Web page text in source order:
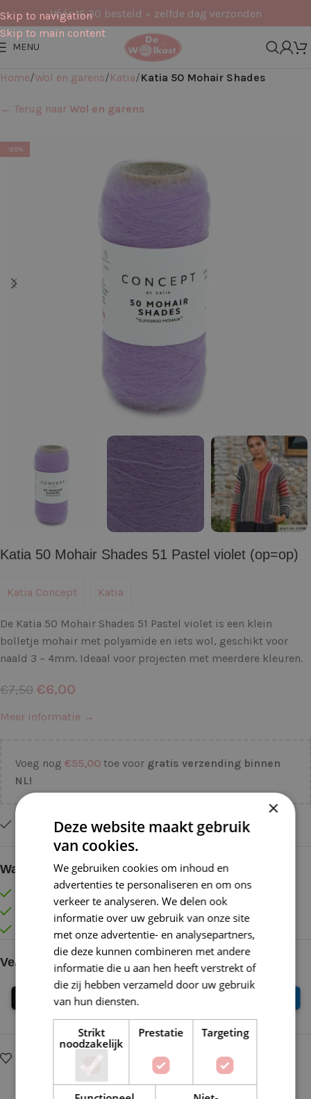
Skip to navigation
Skip to main content
Vóór 16:30 besteld = zelfde dag verzonden
MENU
Home Wol en garens Katia Katia 50 Mohair Shades
← Terug naar Wol en garens
-20%
Katia 50 Mohair Shades 51 Pastel violet (op=op)
Katia Concept Katia
De Katia 50 Mohair Shades 51 Pastel violet is een klein
bolletje mohair met polyamide en iets wol, geschikt voor
naald 3 – 4mm. Ideaal voor projecten met meerdere kleuren.
€7,50 €6,00
Meer informatie →
Voeg nog €55,00 toe voor gratis verzending binnen
NL!
Op voorraad
Waarom kopen bij de Wolkast?
Lage verzendkosten vanaf € 4,99 binnen NL
Gratis verzonden vanaf €55,-
Vóór 16:30 besteld = Zelfde (werk)dag verzonden
Veilig online betalen
Delen:
×
Deze website maakt gebruik
van cookies.
We gebruiken cookies om inhoud en
advertenties te personaliseren en om ons
verkeer te analyseren. We delen ook
informatie over uw gebruik van onze site
met onze advertentie- en analysepartners,
die deze kunnen combineren met andere
informatie die u aan hen heeft verstrekt of
die zij hebben verzameld door uw gebruik
van hun diensten.
Strikt
noodzakelijk
Prestatie Targeting